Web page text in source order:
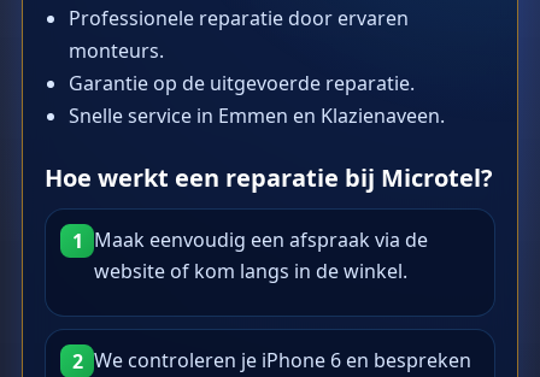
Professionele reparatie door ervaren
monteurs.
Garantie op de uitgevoerde reparatie.
Snelle service in Emmen en Klazienaveen.
Hoe werkt een reparatie bij Microtel?
1 Maak eenvoudig een afspraak via de
website of kom langs in de winkel.
2 We controleren je iPhone 6 en bespreken